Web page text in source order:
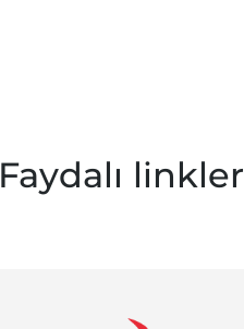
Faydalı linkler